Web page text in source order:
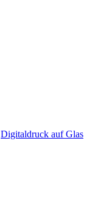
Digitaldruck auf Glas